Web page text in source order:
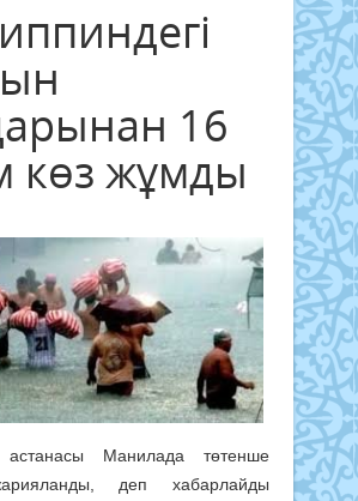
16
көз жұмды
Манилада төтенше
деп хабарлайды